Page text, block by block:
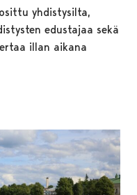
yhdistysilta,
edustajaa sekä
illan aikana